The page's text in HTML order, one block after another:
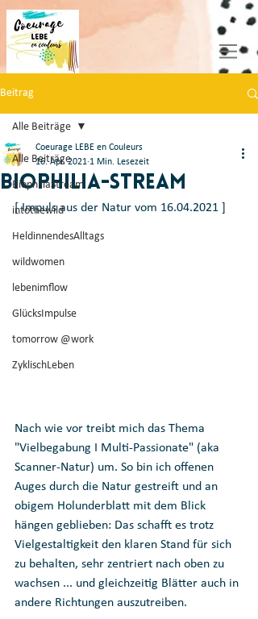
Beitrag
Alle Beiträge
BiophiliaStream
intothewild
HeldinnendesAlltags
wildwomen
lebenimflow
GlücksImpulse
tomorrow @work
ZyklischLeben
Alle Beiträge
Biophilia-Stream
Coeurage LEBE en Couleurs
16. Apr. 2021 1 Min. Lesezeit
[ Impuls aus der Natur vom 16.04.2021 ]
Nach wie vor treibt mich das Thema
"Vielbegabung I Multi-Passionate" (aka
Scanner-Natur) um. So bin ich offenen
Auges durch die Natur gestreift und an
obigem Holunderblatt mit dem Blick
hängen geblieben: Das schafft es trotz
Vielgestaltigkeit den klaren Stand für sich
zu behalten, sehr zentriert nach oben zu
wachsen ... und gleichzeitig Blätter auch in
andere Richtungen auszutreiben.